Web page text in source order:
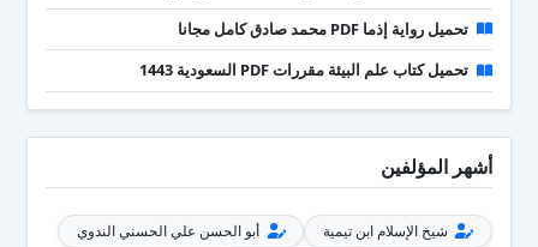
تحميل رواية إذما PDF محمد صادق كامل مجانا
تحميل كتاب علم البيئة مقررات PDF السعودية 1443
أشهر المؤلفين
شيخ الإسلام ابن تيمية
أبو الحسن علي الحسني الندوي